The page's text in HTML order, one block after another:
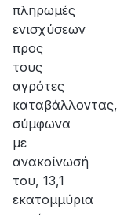
πληρωμές
ενισχύσεων
προς
τους
αγρότες
καταβάλλοντας,
σύμφωνα
με
ανακοίνωσή
του, 13,1
εκατομμύρια